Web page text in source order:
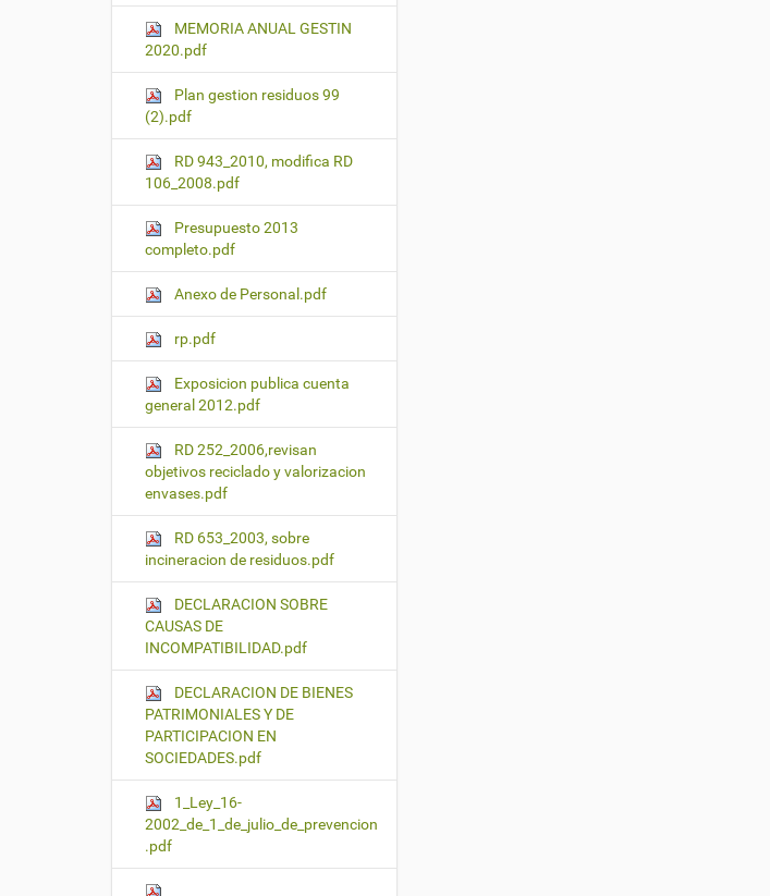
MEMORIA ANUAL GESTIN
2020.pdf
Plan gestion residuos 99
(2).pdf
RD 943_2010, modifica RD
106_2008.pdf
Presupuesto 2013
completo.pdf
Anexo de Personal.pdf
rp.pdf
Exposicion publica cuenta
general 2012.pdf
RD 252_2006,revisan
objetivos reciclado y valorizacion
envases.pdf
RD 653_2003, sobre
incineracion de residuos.pdf
DECLARACION SOBRE
CAUSAS DE
INCOMPATIBILIDAD.pdf
DECLARACION DE BIENES
PATRIMONIALES Y DE
PARTICIPACION EN
SOCIEDADES.pdf
1_Ley_16-
2002_de_1_de_julio_de_prevencion
.pdf